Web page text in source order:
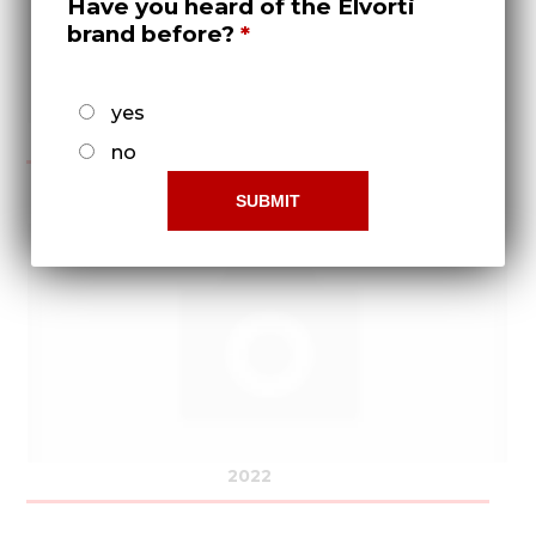
2022
Have you heard of the Elvorti
brand before?
yes
no